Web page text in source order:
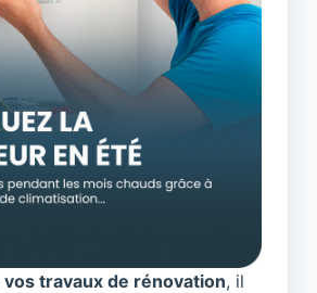
travaux de rénovation, il